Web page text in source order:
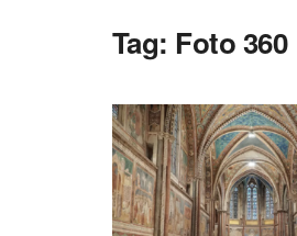
Tag: Foto 360